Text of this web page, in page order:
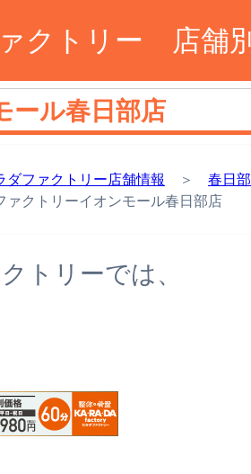
クトリー 店舗
ール春日部店
ダファクトリー店舗情報 ＞ 春日部
クトリーイオンモール春日部店
トリーでは、